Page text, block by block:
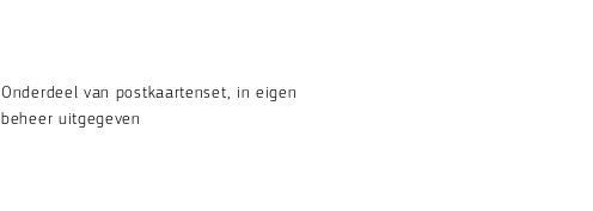
Onderdeel van postkaartenset, in eigen
beheer uitgegeven